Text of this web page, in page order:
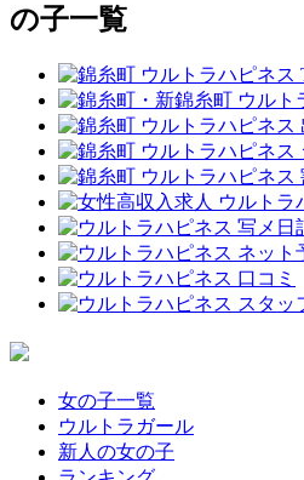
女の子一覧
ウルトラガール
新人の女の子